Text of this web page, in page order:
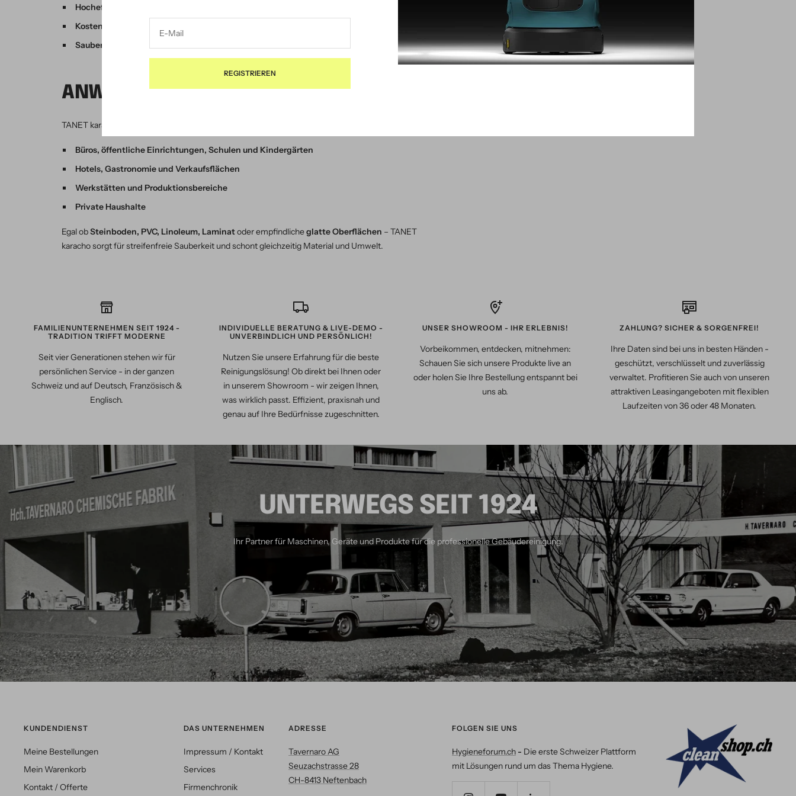
E-Mail
REGISTRIEREN
Hocheffizient
Kostensparend
Saubere Ergebnisse
– keine Wiederanschmutzung durch Reinigungsmittelrückstände.
ANWENDUNGSBEREICHE
TANET karacho ist die perfekte Wahl für:
Büros, öffentliche Einrichtungen, Schulen und Kindergärten
Hotels, Gastronomie und Verkaufsflächen
Werkstätten und Produktionsbereiche
Private Haushalte
Egal obSteinboden, PVC, Linoleum, Laminatoder empfindlicheglatte Oberflächen – TANET
karacho sorgt für streifenfreie Sauberkeit und schont gleichzeitig Material und Umwelt.
FAMILIENUNTERNEHMEN SEIT 1924 -
TRADITION TRIFFT MODERNE
Seit vier Generationen stehen wir für
persönlichen Service - in der ganzen
Schweiz und auf Deutsch, Französisch &
Englisch.
INDIVIDUELLE BERATUNG & LIVE-DEMO -
UNVERBINDLICH UND PERSÖNLICH!
Nutzen Sie unsere Erfahrung für die beste
Reinigungslösung! Ob direkt bei Ihnen oder
in unserem Showroom - wir zeigen Ihnen,
was wirklich passt. Effizient, praxisnah und
genau auf Ihre Bedürfnisse zugeschnitten.
UNSER SHOWROOM - IHR ERLEBNIS!
Vorbeikommen, entdecken, mitnehmen:
Schauen Sie sich unsere Produkte live an
oder holen Sie Ihre Bestellung entspannt bei
uns ab.
ZAHLUNG? SICHER & SORGENFREI!
Ihre Daten sind bei uns in besten Händen -
geschützt, verschlüsselt und zuverlässig
verwaltet. Profitieren Sie auch von unseren
attraktiven Leasingangeboten mit flexiblen
Laufzeiten von 36 oder 48 Monaten.
UNTERWEGS SEIT 1924
Ihr Partner für Maschinen, Geräte und Produkte für die professionelle Gebäudereinigung.
KUNDENDIENST
Meine Bestellungen
Mein Warenkorb
Kontakt / Offerte
DAS UNTERNEHMEN
Impressum / Kontakt
Services
Firmenchronik
ADRESSE
Tavernaro AG
Seuzachstrasse 28
CH-8413 Neftenbach
FOLGEN SIE UNS
Hygieneforum.ch - Die erste Schweizer Plattform
mit Lösungen rund um das Thema Hygiene.